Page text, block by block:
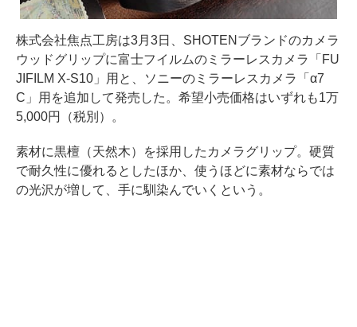
株式会社焦点工房は3月3日、SHOTENブランドのカメラ
ウッドグリップに富士フイルムのミラーレスカメラ「FU
JIFILM X-S10」用と、ソニーのミラーレスカメラ「α7
C」用を追加して発売した。希望小売価格はいずれも1万
5,000円（税別）。
素材に黒檀（天然木）を採用したカメラグリップ。硬質
で耐久性に優れるとしたほか、使うほどに素材ならでは
の光沢が増して、手に馴染んでいくという。